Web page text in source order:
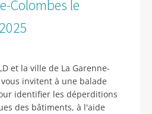
Colombes le
et la ville de La Garenne-
vous invitent à une balade
identifier les déperditions
des bâtiments, à l'aide